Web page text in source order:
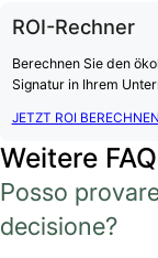
ROI-Rechner
Berechnen Sie den
Signatur in Ihrem
JETZT ROI BERECHNEN
Weitere
Posso
decisione?